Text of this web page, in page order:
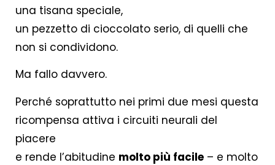
una tisana speciale,
un pezzetto di cioccolato serio, di quelli che
non si condividono.
Ma fallo davvero.
Perché soprattutto nei primi due mesi questa
ricompensa attiva i circuiti neurali del
piacere
e rende l’abitudine molto più facile – e molto